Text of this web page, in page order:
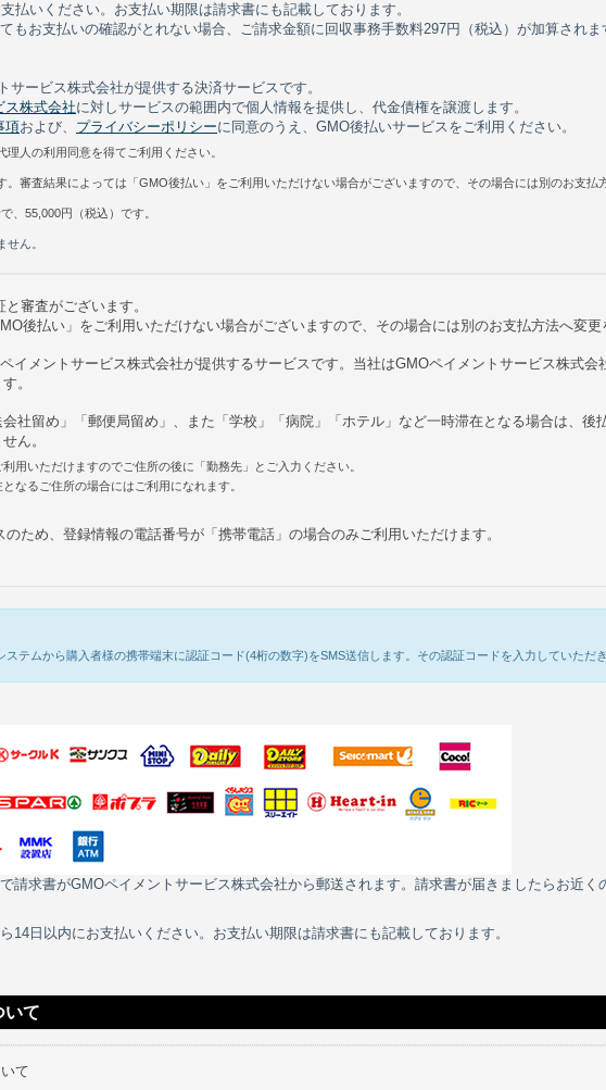
払いください。お支払い期限は請求書にも記載しております。
もお支払いの確認がとれない場合、ご請求金額に回収事務手数料297円（税込）が加算されま
サービス株式会社が提供する決済サービスです。
ス株式会社に対しサービスの範囲内で個人情報を提供し、代金債権を譲渡します。
項および、 プライバシーポリシーに同意のうえ、GMO後払いサービスをご利用ください。
理人の利用同意を得てご利用ください。
。審査結果によっては「GMO後払い」をご利用いただけない場合がございますので、その場合には別のお支払
、55,000円（税込）です。
ん。
審査がございます。
後払い」をご利用いただけない場合がございますので、その場合には別のお支払方法へ変更
ペイメントサービス株式会社が提供するサービスです。当社はGMOペイメントサービス株式
。
社留め」「郵便局留め」、また「学校」「病院」「ホテル」など一時滞在となる場合は、後
ん。
用いただけますのでご住所の後に「勤務先」とご入力ください。
なるご住所の場合にはご利用になれます。
ため、登録情報の電話番号が「携帯電話」の場合のみご利用いただけます。
テムから購入者様の携帯端末に認証コード(4桁の数字)をSMS送信します。その認証コードを入力していただ
請求書がGMOペイメントサービス株式会社から郵送されます。請求書が届きましたらお近
14日以内にお支払いください。お支払い期限は請求書にも記載しております。
いて
て